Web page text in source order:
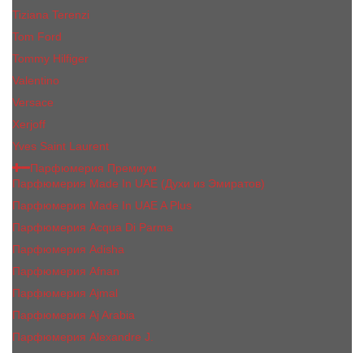
Tiziana Terenzi
Tom Ford
Tommy Hilfiger
Valentino
Versace
Xerjoff
Yves Saint Laurent
Парфюмерия Премиум
Парфюмерия Made In UAE (Духи из Эмиратов)
Парфюмерия Made In UAE A Plus
Парфюмерия Acqua Di Parma
Парфюмерия Adisha
Парфюмерия Afnan
Парфюмерия Ajmal
Парфюмерия Aj Arabia
Парфюмерия Alexandre J.